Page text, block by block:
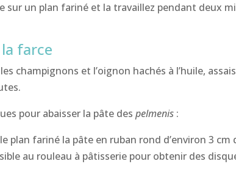
sur un plan fariné et la travaillez pendant deux
farce
champignons et l’oignon hachés à l’huile,
pour abaisser la pâte despelmenis :
plan fariné la pâte en ruban rond d’environ 3
au rouleau à pâtisserie pour obtenir des